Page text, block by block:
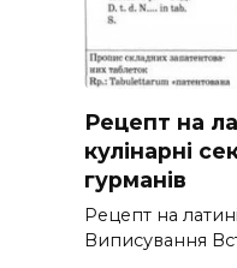
Рецепт на
кулінарні
гурманів
Рецепт на
Виписування